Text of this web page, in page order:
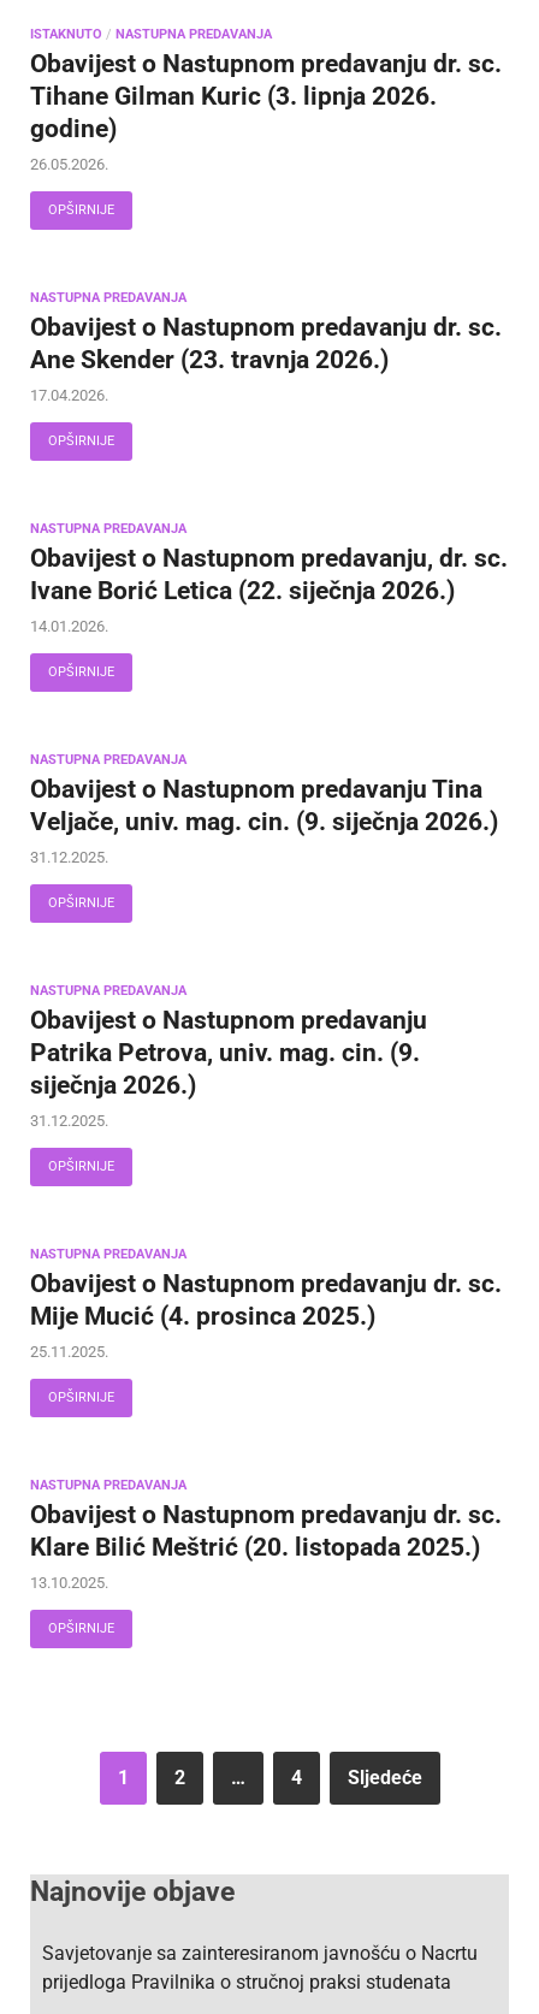
ISTAKNUTO / NASTUPNA PREDAVANJA
Obavijest o Nastupnom predavanju dr. sc.
Tihane Gilman Kuric (3. lipnja 2026.
godine)
26.05.2026.
OPŠIRNIJE
NASTUPNA PREDAVANJA
Obavijest o Nastupnom predavanju dr. sc.
Ane Skender (23. travnja 2026.)
17.04.2026.
OPŠIRNIJE
NASTUPNA PREDAVANJA
Obavijest o Nastupnom predavanju, dr. sc.
Ivane Borić Letica (22. siječnja 2026.)
14.01.2026.
OPŠIRNIJE
NASTUPNA PREDAVANJA
Obavijest o Nastupnom predavanju Tina
Veljače, univ. mag. cin. (9. siječnja 2026.)
31.12.2025.
OPŠIRNIJE
NASTUPNA PREDAVANJA
Obavijest o Nastupnom predavanju
Patrika Petrova, univ. mag. cin. (9.
siječnja 2026.)
31.12.2025.
OPŠIRNIJE
NASTUPNA PREDAVANJA
Obavijest o Nastupnom predavanju dr. sc.
Mije Mucić (4. prosinca 2025.)
25.11.2025.
OPŠIRNIJE
NASTUPNA PREDAVANJA
Obavijest o Nastupnom predavanju dr. sc.
Klare Bilić Meštrić (20. listopada 2025.)
13.10.2025.
OPŠIRNIJE
1 2 … 4 Sljedeće
Najnovije objave
Savjetovanje sa zainteresiranom javnošću o Nacrtu
prijedloga Pravilnika o stručnoj praksi studenata